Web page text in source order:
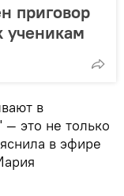
приговор
ученикам
в
это не только
в эфире